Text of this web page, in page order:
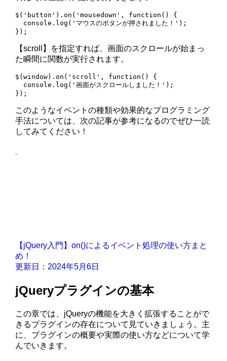
$('button').on('mousedown', function() {
  console.log('マウスのボタンが押されました！');
【scroll】を指定すれば、画面のスクロールが始まっ
た瞬間に関数が実行されます。
$(window).on('scroll', function() {
  console.log('画面がスクロールしました！');
このようなイベントの種類や効果的なプログラミング
手法については、次の記事が参考になるのでぜひ一読
してみてください！
【jQuery入門】on()によるイベント処理の使い方まと
め！
更新日：2024年5月6日
jQueryプラグインの基本
この章では、jQueryの機能を大きく拡張することがで
きるプラグインの存在について見ていきましょう。主
に、プラグインの概要や実際の使い方などについて学
んでいきます。